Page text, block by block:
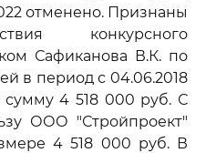
отменено. Признаны
конкурсного
Сафиканова В.К. по
в период с 04.06.2018
4 518 000 руб. С
ООО "Стройпроект"
4 518 000 руб. В